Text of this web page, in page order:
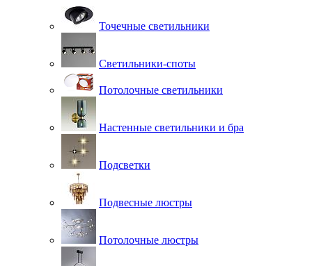
Точечные светильники
Светильники-споты
Потолочные светильники
Настенные светильники и бра
Подсветки
Подвесные люстры
Потолочные люстры